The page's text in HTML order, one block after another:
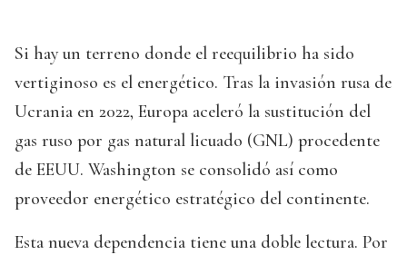
Si hay un terreno donde el reequilibrio ha sido
vertiginoso es el energético. Tras la invasión rusa de
Ucrania en 2022, Europa aceleró la sustitución del
gas ruso por gas natural licuado (GNL) procedente
de EEUU. Washington se consolidó así como
proveedor energético estratégico del continente.
Esta nueva dependencia tiene una doble lectura. Por